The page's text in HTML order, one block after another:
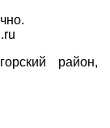
район,